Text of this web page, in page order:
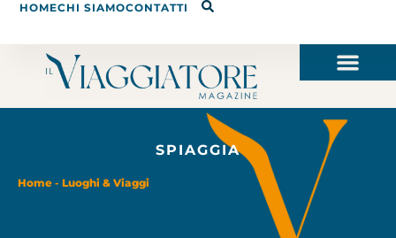
HOMECHI SIAMOCONTATTI
SPIAGGIA
Home - Luoghi & Viaggi